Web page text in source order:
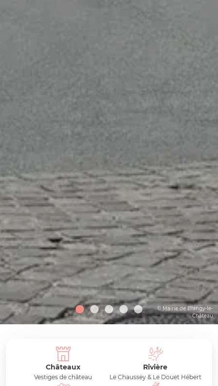
© Mairie de Blangy-le-
Château
Châteaux
Vestiges de château
Rivière
Le Chaussey & Le Douet Hébert